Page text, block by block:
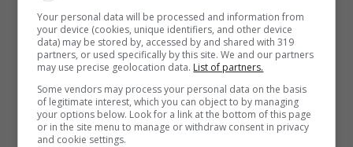
“Senza entrare nel merito del motore
Mercedes, preferirei parlare di altri
argomenti ben noti: le ali flessibili e la
gestione della pressione delle gomme, che
Your personal data will be processed and information from
your device (cookies, unique identifiers, and other device
data) may be stored by, accessed by and shared with 319
partners, or used specifically by this site. We and our partners
may use precise geolocation data. List of partners.
Some vendors may process your personal data on the basis
of legitimate interest, which you can object to by managing
your options below. Look for a link at the bottom of this page
or in the site menu to manage or withdraw consent in privacy
and cookie settings.